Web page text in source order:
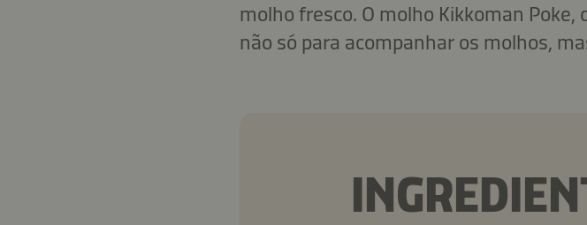
molho fresco. O molho Kikkoman
não só para acompanhar os molhos,